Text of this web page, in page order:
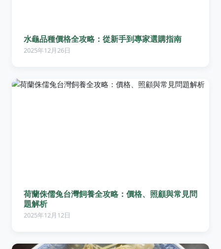
水龜品種價格全攻略：從新手到專家選購指南
2025年12月26日
荷蘭侏儒兔台灣飼養全攻略：價格、照顧與常見問
題解析
2025年12月12日